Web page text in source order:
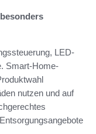
LED-
Smart-Home-
nutzen und auf